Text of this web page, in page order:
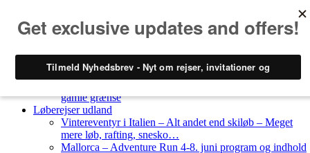
Løberejser Danmark
gamle grænse
Løberejser udland
Vintereventyr i Italien – Alt andet end skiløb – Meget
mere løb, rafting, snesko…
Mallorca – Adventure Run 4-8. juni program og indhold